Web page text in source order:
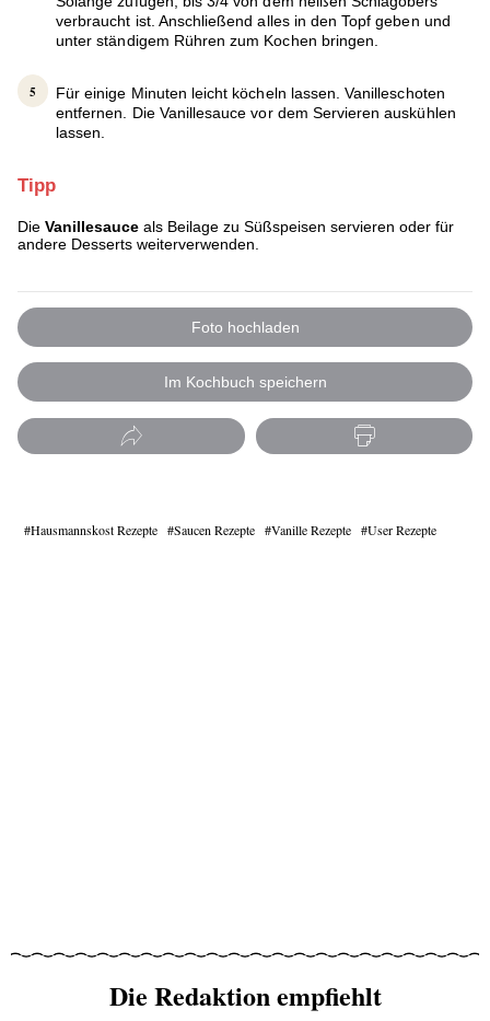
verbraucht ist. Anschließend alles in den Topf geben und
unter ständigem Rühren zum Kochen bringen.
Für einige Minuten leicht köcheln lassen. Vanilleschoten
entfernen. Die Vanillesauce vor dem Servieren auskühlen
lassen.
Tipp
Die Vanillesauce als Beilage zu Süßspeisen servieren oder für
andere Desserts weiterverwenden.
Foto hochladen
Im Kochbuch speichern
Hausmannskost Rezepte Saucen Rezepte Vanille Rezepte User Rezepte
Die Redaktion empfiehlt